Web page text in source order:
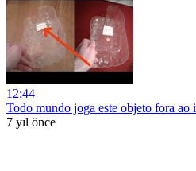
12:44
Todo mundo joga este objeto fora
7 yıl önce